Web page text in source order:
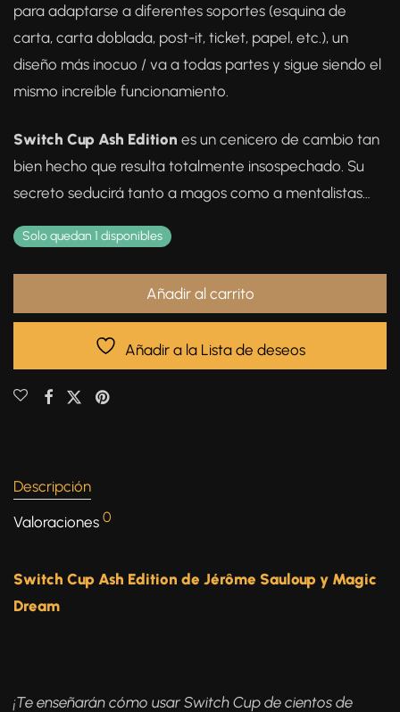
para adaptarse a diferentes soportes (esquina de
carta, carta doblada, post-it, ticket, papel, etc.), un
diseño más inocuo / va a todas partes y sigue siendo el
mismo increíble funcionamiento.
Switch Cup Ash Edition es un cenicero de cambio tan
bien hecho que resulta totalmente insospechado. Su
secreto seducirá tanto a magos como a mentalistas…
Solo quedan 1 disponibles
Añadir al carrito
Añadir a la Lista de deseos
Descripción
Valoraciones 0
Switch Cup Ash Edition de Jérôme Sauloup y Magic
Dream
¡Te enseñarán cómo usar Switch Cup de cientos de